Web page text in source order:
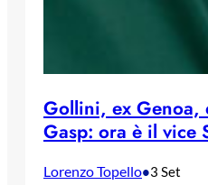
Gollini, ex Genoa,
Gasp: ora è il vice
Lorenzo Topello•3 Set